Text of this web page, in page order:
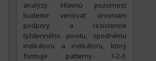
analýzy. Hlavnú pozornosť
budeme venovať úrovniam
podpory a rezistencie
týždenného pivotu, spodnému
indikátoru a indikátoru, ktorý
formuje patterny 1-2-3.